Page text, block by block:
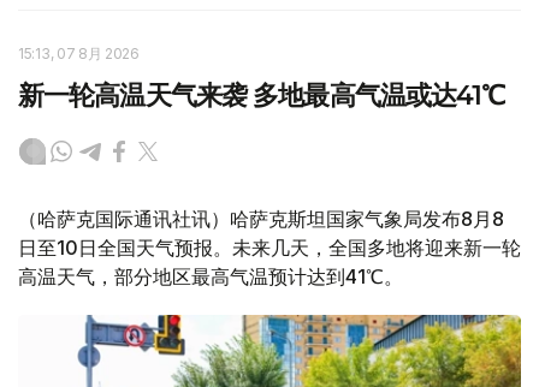
15:13, 07 8月 2026
新一轮高温天气来袭 多地最高气温或达41℃
（哈萨克国际通讯社讯）哈萨克斯坦国家气象局发布8月8
日至10日全国天气预报。未来几天，全国多地将迎来新一轮
高温天气，部分地区最高气温预计达到41℃。